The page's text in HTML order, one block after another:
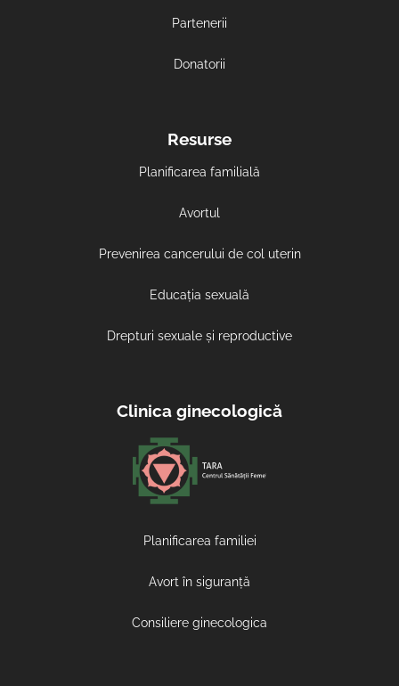
Partenerii
Donatorii
Resurse
Planificarea familială
Avortul
Prevenirea cancerului de col uterin
Educația sexuală
Drepturi sexuale și reproductive
Clinica ginecologică
Planificarea familiei
Avort în siguranță
Consiliere ginecologica